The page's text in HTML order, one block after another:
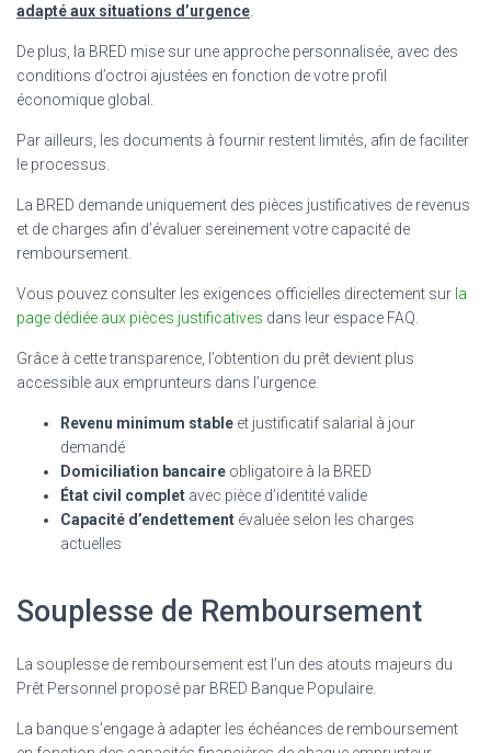
adapté aux situations d’urgence
De plus, la BRED mise sur une approche personnalisée, avec des
conditions d’octroi ajustées en fonction de votre profil
économique global.
Par ailleurs, les documents à fournir restent limités, afin de faciliter
le processus.
La BRED demande uniquement des pièces justificatives de revenus
et de charges afin d’évaluer sereinement votre capacité de
remboursement.
Vous pouvez consulter les exigences officielles directement sur la
page dédiée aux pièces justificatives dans leur espace FAQ.
Grâce à cette transparence, l’obtention du prêt devient plus
accessible aux emprunteurs dans l’urgence.
Revenu minimum stable et justificatif salarial à jour
demandé
Domiciliation bancaire obligatoire à la BRED
État civil complet avec pièce d’identité valide
Capacité d’endettement évaluée selon les charges
actuelles
Souplesse de Remboursement
La souplesse de remboursement est l’un des atouts majeurs du
Prêt Personnel proposé par BRED Banque Populaire.
La banque s’engage à adapter les échéances de remboursement